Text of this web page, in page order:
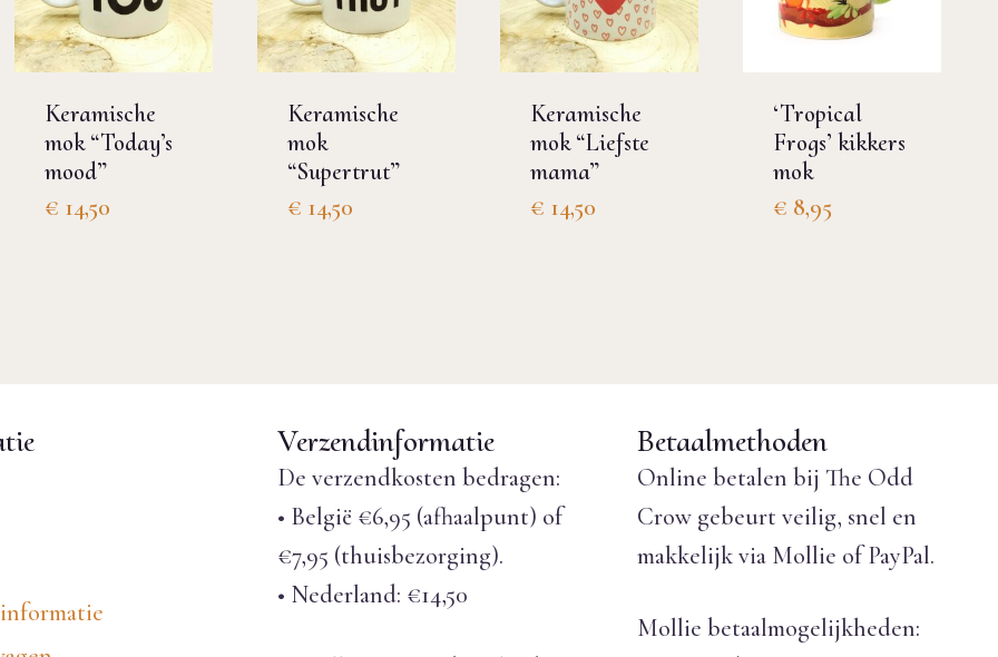
Keramische
mok “Today’s
mood”
€ 14,50
Keramische
mok
“Supertrut”
€ 14,50
Keramische
mok “Liefste
mama”
€ 14,50
‘Tropical
Frogs’ kikkers
mok
€ 8,95
Verzendinformatie
De verzendkosten bedragen:
• België €6,95 (afhaalpunt) of
€7,95 (thuisbezorging).
• Nederland: €14,50
Betaalmethoden
Online betalen bij The Odd
Crow gebeurt veilig, snel en
makkelijk via Mollie of PayPal.
Mollie betaalmogelijkheden: